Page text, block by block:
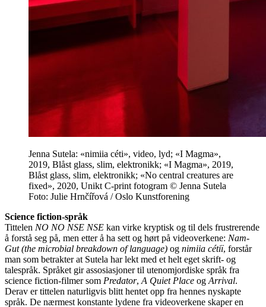
Jenna Sutela: «nimiia céti», video, lyd; «I Magma»,
2019, Blåst glass, slim, elektronikk; «I Magma», 2019,
Blåst glass, slim, elektronikk; «No central creatures are
fixed», 2020, Unikt C-print fotogram © Jenna Sutela
Foto: Julie Hrnčířová / Oslo Kunstforening
Science fiction-språk
Tittelen NO NO NSE NSE kan virke kryptisk og til dels frustrerende
å forstå seg på, men etter å ha sett og hørt på videoverkene: Nam-
Gut (the microbial breakdown of language) og nimiia cétiï, forstår
man som betrakter at Sutela har lekt med et helt eget skrift- og
talespråk. Språket gir assosiasjoner til utenomjordiske språk fra
science fiction-filmer som Predator, A Quiet Place og Arrival.
Derav er tittelen naturligvis blitt hentet opp fra hennes nyskapte
språk. De nærmest konstante lydene fra videoverkene skaper en